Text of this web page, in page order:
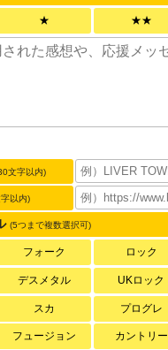
★ ★★
文字以内)
以内)
(5つまで複数選択可)
フォーク ロック
デスメタル UKロック
スカ プログレ
フュージョン カントリー